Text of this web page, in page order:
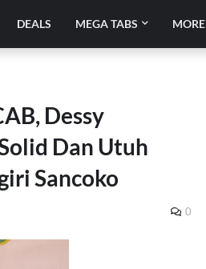
DEALS MEGA TABS MORE
Dessy
Dan Utuh
Sancoko
0